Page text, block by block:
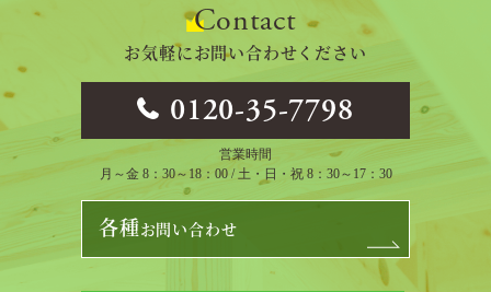
Contact
お気軽にお問い合わせください
0120-35-7798
営業時間
月～金 8：30～18：00 / 土・日・祝 8：30～17：30
各種お問い合わせ